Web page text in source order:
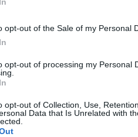
opt-out of the Sale of my Personal
opt-out of processing my Personal
opt-out of Collection, Use,
Data that Is Unrelated with
κρασιών στην Αθήνα
παραδόσεων της
και την ποιότητα
που επιλέγουν τα
παραγωγούς της Λέσβου
των τοπικών
στα αποτελέσματα αναζήτησης